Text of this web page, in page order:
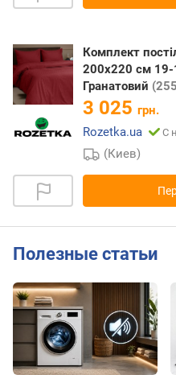
Комплект
200х220 см 19-
Гранатовий
3 025 грн.
Rozetka.ua
С
(Киев)
Полезные статьи